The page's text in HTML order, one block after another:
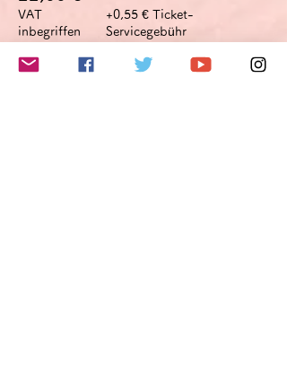
VAT
inbegriffen
+0,55 € Ticket-
Servicegebühr